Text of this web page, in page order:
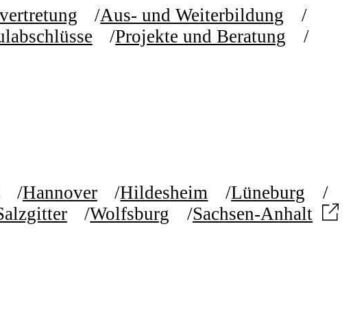
Aus- und Weiterbildung
Projekte und Beratung
Hannover Hildesheim
Lüneburg
Wolfsburg Sachsen-Anhalt